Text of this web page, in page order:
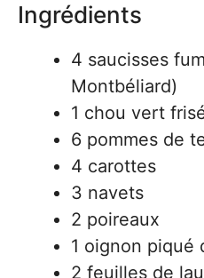
Ingrédients
4 saucisses
Montbéliard)
1 chou vert
6 pommes de
4 carottes
3 navets
2 poireaux
1 oignon piqué
2 feuilles de